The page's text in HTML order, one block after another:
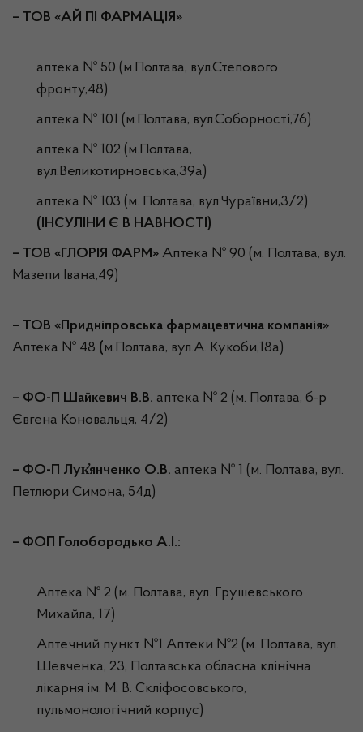
– ТОВ «АЙ ПІ ФАРМАЦІЯ»
аптека № 50 (м.Полтава, вул.Степового
фронту,48)
аптека № 101 (м.Полтава, вул.Соборності,76)
аптека № 102 (м.Полтава,
вул.Великотирновська,39а)
аптека № 103 (м. Полтава, вул.Чураївни,3/2)
(ІНСУЛІНИ Є В НАВНОСТІ)
– ТОВ «ГЛОРІЯ ФАРМ» Аптека № 90 (м. Полтава, вул.
Мазепи Івана,49)
– ТОВ «Придніпровська фармацевтична компанія»
Аптека № 48 (м.Полтава, вул.А. Кукоби,18а)
– ФО-П Шайкевич В.В. аптека № 2 (м. Полтава, б-р
Євгена Коновальця, 4/2)
– ФО-П Лук҆янченко О.В. аптека № 1 (м. Полтава, вул.
Петлюри Симона, 54д)
– ФОП Голобородько А.І.:
Аптека № 2 (м. Полтава, вул. Грушевського
Михайла, 17)
Аптечний пункт №1 Аптеки №2 (м. Полтава, вул.
Шевченка, 23, Полтавська обласна клінічна
лікарня ім. М. В. Скліфосовського,
пульмонологічний корпус)